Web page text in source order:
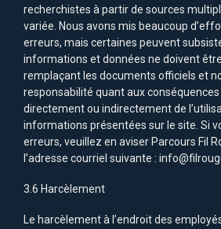
recherchistes à partir de sources
variée. Nous avons mis beaucoup
erreurs, mais certaines peuvent
informations et données ne doivent
remplaçant les documents officiels et
responsabilité quant aux
directement ou indirectement de
informations présentées sur le site. Si
erreurs, veuillez en aviser Parcours Fil
l’adresse courriel suivante :
3.6 Harcèlement
Le harcèlement à l’endroit des